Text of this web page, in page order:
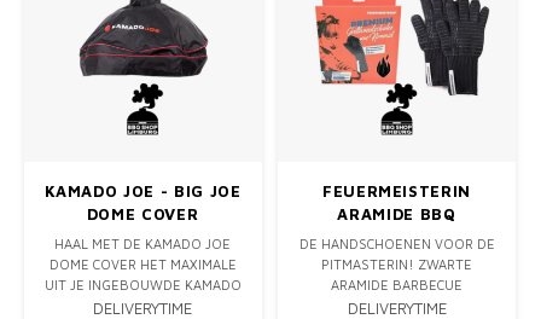
KAMADO JOE - BIG JOE
DOME COVER
HAAL MET DE KAMADO JOE
DOME COVER HET MAXIMALE
UIT JE INGEBOUWDE KAMADO
JOE GRILL MET DE KAMADO
DELIVERYTIME
FEUERMEISTERIN
ARAMIDE BBQ
HANDSCHOENEN
(PAAR)
DE HANDSCHOENEN VOOR DE
PITMASTERIN! ZWARTE
ARAMIDE BARBECUE
HANDSCHOENEN VAN
DELIVERYTIME